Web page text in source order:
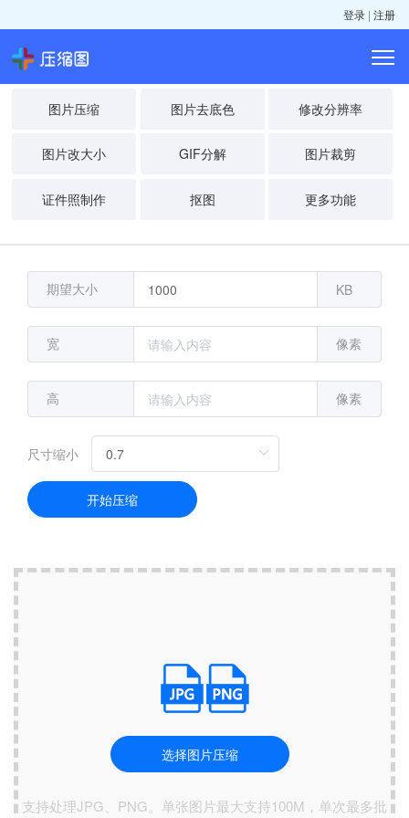
登录 | 注册
图片压缩 图片去底色 修改分辨率
图片改大小 GIF分解 图片裁剪
证件照制作 抠图 更多功能
期望大小 KB
宽 像素
高 像素
尺寸缩小
开始压缩
选择图片压缩
支持处理JPG、PNG。单张图片最大支持100M，单次最多批